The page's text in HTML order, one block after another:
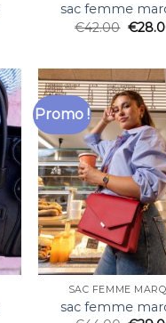
sac femme
€42.00 €
Promo !
SAC FEMME
sac femme